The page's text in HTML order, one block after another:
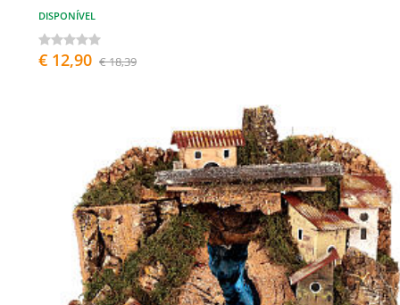
DISPONÍVEL
€ 12,90 € 18,39